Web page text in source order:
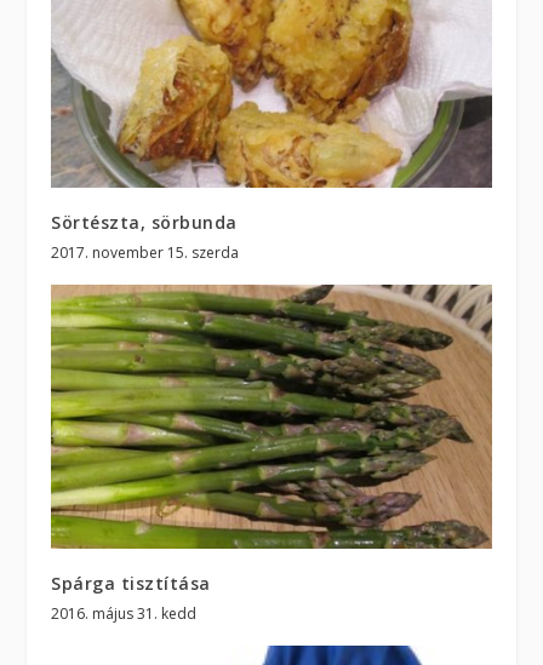
Sörtészta, sörbunda
2017. november 15. szerda
Spárga tisztítása
2016. május 31. kedd